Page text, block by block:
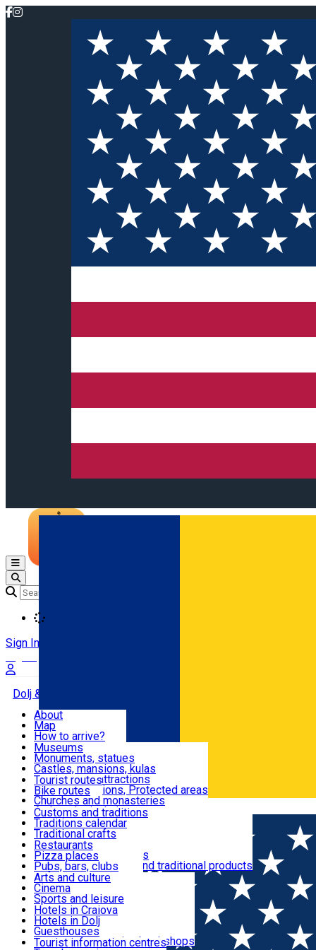
Română
Open main menu
Sign In
Dolj & Craiova
Attractions
Routes
Customs, Traditions
Food & Drinks
Leisure & Fun
Accommodation
Useful
About
Map
How to arrive?
Recommendations
Tourist attractions
News
Museums
Monuments, statues
Castles, mansions, kulas
Architectural attractions
Natural attractions, Protected areas
Churches and monasteries
Archaeological sites
Parks and gardens
Tourist routes
Bike routes
Customs and traditions
Traditions calendar
Traditional crafts
Traditional cuisine
Wineries and vineyards
Local manufacturers and traditional products
Restaurants
Pizza places
Pubs, bars, clubs
Cafes and teahouses
Sweets and ice cream
Fast-food
Arts and culture
Cinema
Sports and leisure
Horse riding
Swimming pools
Zoo
Shopping, souvenirs, bookshops
Hotels in Craiova
Hotels in Dolj
Guesthouses
Villas
Tourist information centres